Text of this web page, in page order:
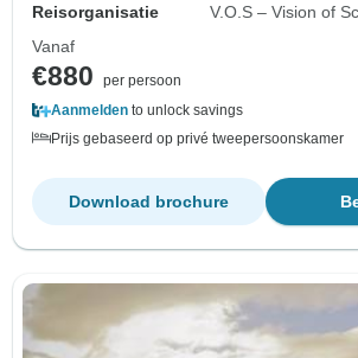
Reisorganisatie
V.O.S – Vision of
Vanaf
€880
per persoon
Aanmelden to unlock savings
Prijs gebaseerd op privé tweepersoonskamer
Download brochure